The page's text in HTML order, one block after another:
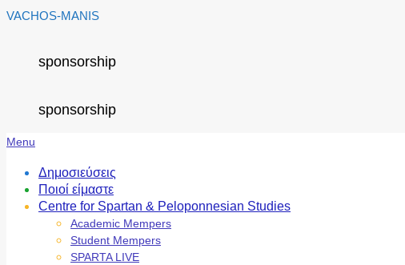
VACHOS-MANIS
sponsorship
sponsorship
Secondary
Menu
Menu
Δημοσιεύσεις
Ποιοί είμαστε
Centre for Spartan & Peloponnesian Studies
Academic Mempers
Student Mempers
SPARTA LIVE